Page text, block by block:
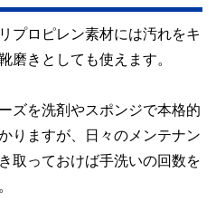
プロピレン素材には汚れをキ
磨きとしても使えます。
ズを洗剤やスポンジで本格的
りますが、日々のメンテナン
取っておけば手洗いの回数を